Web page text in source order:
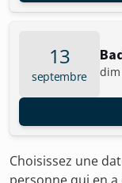
13
septembre dim
Choisissez une